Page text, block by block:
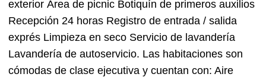
exterior Área de picnic Botiquín de primeros auxilios
Recepción 24 horas Registro de entrada / salida
exprés Limpieza en seco Servicio de lavandería
Lavandería de autoservicio. Las habitaciones son
cómodas de clase ejecutiva y cuentan con: Aire